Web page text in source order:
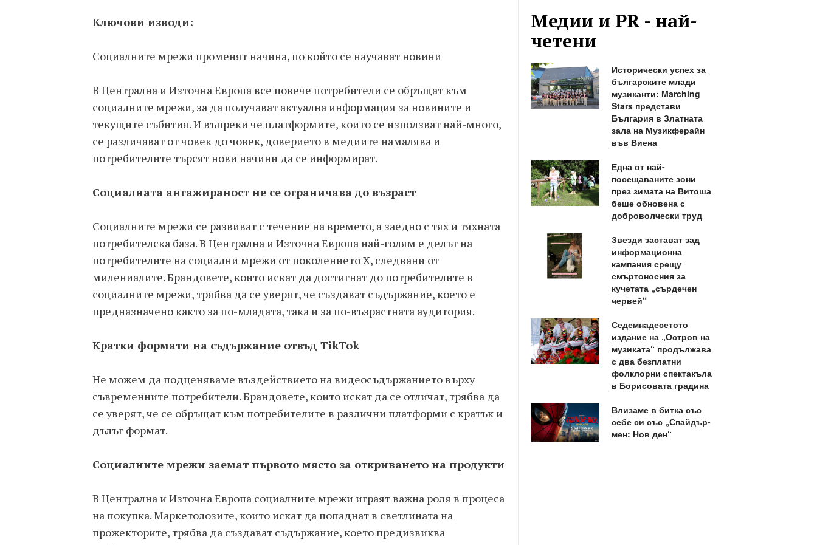
Ключови изводи:
Социалните мрежи променят начина, по който се научават новини
В Централна и Източна Европа все повече потребители се обръщат към
социалните мрежи, за да получават актуална информация за новините и
текущите събития. И въпреки че платформите, които се използват най-много,
се различават от човек до човек, доверието в медиите намалява и
потребителите търсят нови начини да се информират.
Социалната ангажираност не се ограничава до възраст
Социалните мрежи се развиват с течение на времето, а заедно с тях и тяхната
потребителска база. В Централна и Източна Европа най-голям е делът на
потребителите на социални мрежи от поколението X, следвани от
милениалите. Брандовете, които искат да достигнат до потребителите в
социалните мрежи, трябва да се уверят, че създават съдържание, което е
предназначено както за по-младата, така и за по-възрастната аудитория.
Кратки формати на съдържание отвъд TikTok
Не можем да подценяваме въздействието на видеосъдържанието върху
съвременните потребители. Брандовете, които искат да се отличат, трябва да
се уверят, че се обръщат към потребителите в различни платформи с кратък и
дълъг формат.
Социалните мрежи заемат първото място за откриването на продукти
В Централна и Източна Европа социалните мрежи играят важна роля в процеса
на покупка. Маркетолозите, които искат да попаднат в светлината на
прожекторите, трябва да създават съдържание, което предизвиква
Медии и PR - най-
четени
Исторически успех за
българските млади
музиканти: Marching
Stars представи
България в Златната
зала на Музикферайн
във Виена
Една от най-
посещаваните зони
през зимата на Витоша
беше обновена с
доброволчески труд
Звезди застават зад
информационна
кампания срещу
смъртоносния за
кучетата „сърдечен
червей“
Седемнадесетото
издание на „Остров на
музиката“ продължава
с два безплатни
фолклорни спектакъла
в Борисовата градина
Влизаме в битка със
себе си със „Спайдър-
мен: Нов ден“